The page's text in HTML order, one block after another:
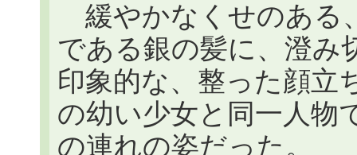
緩やかなくせのある
である銀の髪に、澄み
印象的な、整った顔立
の幼い少女と同一人物
の連れの姿だった。